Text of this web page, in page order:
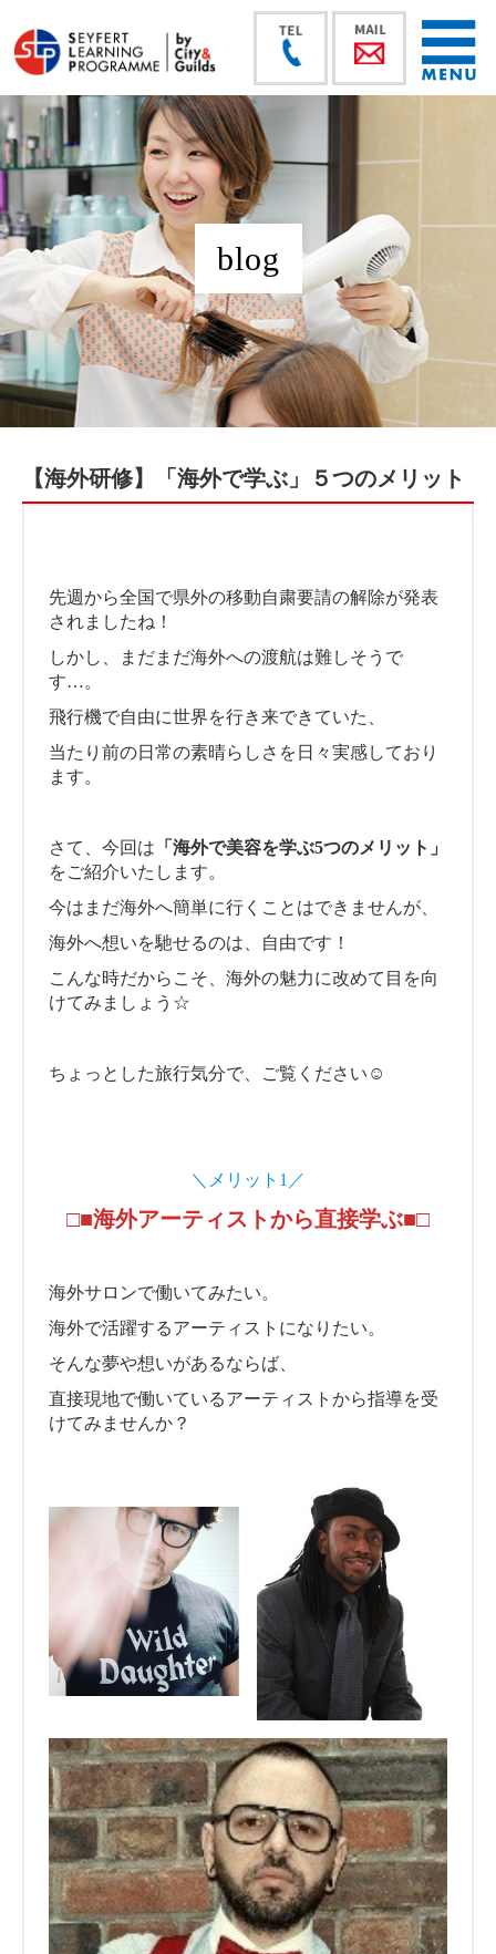
blog
【海外研修】「海外で学ぶ」５つのメリット
先週から全国で県外の移動自粛要請の解除が発表
されましたね！
しかし、まだまだ海外への渡航は難しそうで
す…。
飛行機で自由に世界を行き来できていた、
当たり前の日常の素晴らしさを日々実感しており
ます。
さて、今回は 「海外で美容を学ぶ5つのメリット」
をご紹介いたします。
今はまだ海外へ簡単に行くことはできませんが、
海外へ想いを馳せるのは、自由です！
こんな時だからこそ、海外の魅力に改めて目を向
けてみましょう☆
ちょっとした旅行気分で、ご覧ください☺
＼メリット1／
□■海外アーティストから直接学ぶ■□
海外サロンで働いてみたい。
海外で活躍するアーティストになりたい。
そんな夢や想いがあるならば、
直接現地で働いているアーティストから指導を受
けてみませんか？